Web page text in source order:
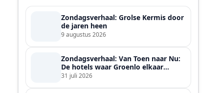
Zondagsverhaal: Grolse Kermis door
de jaren heen
9 augustus 2026
Zondagsverhaal: Van Toen naar Nu:
De hotels waar Groenlo elkaar
ontmoette
31 juli 2026